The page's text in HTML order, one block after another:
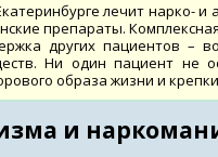
лечит нарко- и
препараты.
других пациентов –
Ни один пациент не
образа жизни и
и